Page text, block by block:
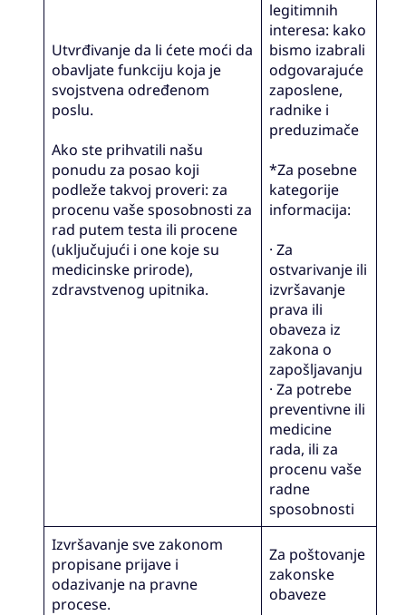
Utvrđivanje da li ćete moći da
obavljate funkciju koja je
svojstvena određenom
poslu.
Ako ste prihvatili našu
ponudu za posao koji
podleže takvoj proveri: za
procenu vaše sposobnosti za
rad putem testa ili procene
(uključujući i one koje su
medicinske prirode),
zdravstvenog upitnika.
legitimnih
interesa: kako
bismo izabrali
odgovarajuće
zaposlene,
radnike i
preduzimače
*Za posebne
kategorije
informacija:
· Za
ostvarivanje ili
izvršavanje
prava ili
obaveza iz
zakona o
zapošljavanju
· Za potrebe
preventivne ili
medicine
rada, ili za
procenu vaše
radne
sposobnosti
Izvršavanje sve zakonom
propisane prijave i
odazivanje na pravne
procese.
Za poštovanje
zakonske
obaveze